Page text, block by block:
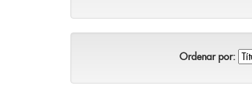
Ordenar por: